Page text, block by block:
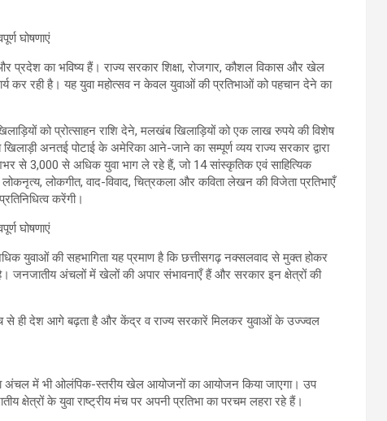
प्रदेश का भविष्य हैं। राज्य सरकार शिक्षा, रोजगार, कौशल विकास और खेल
कर रही है। यह युवा महोत्सव न केवल युवाओं की प्रतिभाओं को पहचान देने का
को प्रोत्साहन राशि देने, मलखंब खिलाड़ियों को एक लाख रुपये की विशेष
अनतई पोटाई के अमेरिका आने-जाने का सम्पूर्ण व्यय राज्य सरकार द्वारा
से 3,000 से अधिक युवा भाग ले रहे हैं, जो 14 सांस्कृतिक एवं साहित्यिक
लोकगीत, वाद-विवाद, चित्रकला और कविता लेखन की विजेता प्रतिभाएँ
करेंगी।
युवाओं की सहभागिता यह प्रमाण है कि छत्तीसगढ़ नक्सलवाद से मुक्त होकर
जनजातीय अंचलों में खेलों की अपार संभावनाएँ हैं और सरकार इन क्षेत्रों की
से ही देश आगे बढ़ता है और केंद्र व राज्य सरकारें मिलकर युवाओं के उज्ज्वल
अंचल में भी ओलंपिक-स्तरीय खेल आयोजनों का आयोजन किया जाएगा। उप
क्षेत्रों के युवा राष्ट्रीय मंच पर अपनी प्रतिभा का परचम लहरा रहे हैं।